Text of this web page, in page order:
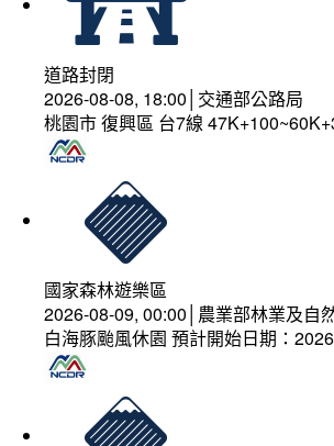
道路封閉
2026-08-08, 18:00│交通部公路局
桃園市 復興區 台7線
國家森林遊樂區
2026-08-09, 00:00│農業部林業及自
白海豚颱風休園 預計開始日期：